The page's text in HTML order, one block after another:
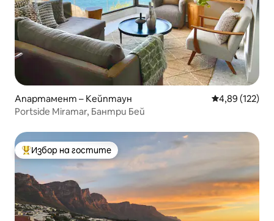
Апартамент – Кейптаун Средна
4,89 (122)
Portside Miramar, Бантри Бей
Най-популярен избор на гостите
Избор на гостите